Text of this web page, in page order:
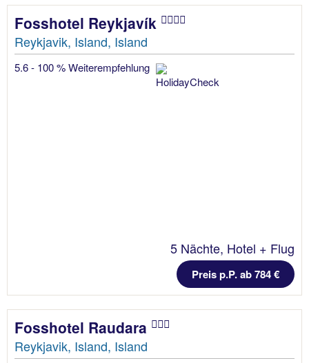
Fosshotel Reykjavík
Reykjavik, Island, Island
5.6 - 100 % Weiterempfehlung
5 Nächte, Hotel + Flug
Preis p.P. ab 784 €
Fosshotel Raudara
Reykjavik, Island, Island